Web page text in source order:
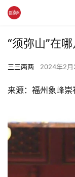
“须弥山”在哪
三三两两 2024年2
来源：福州象峰